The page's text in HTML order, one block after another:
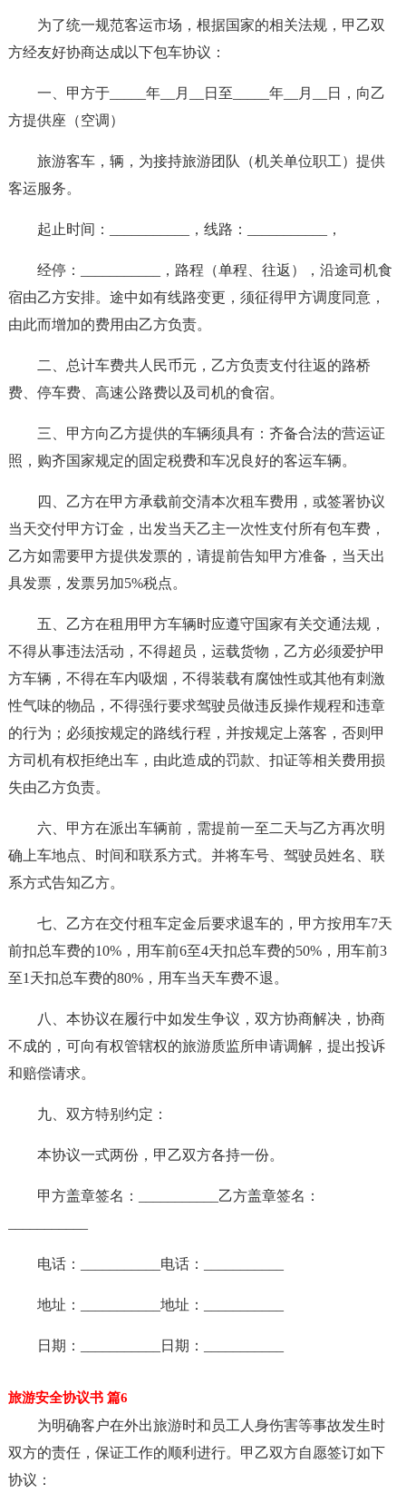
为了统一规范客运市场，根据国家的相关法规，甲乙双
方经友好协商达成以下包车协议：
一、甲方于_____年__月__日至_____年__月__日，向乙
方提供座（空调）
旅游客车，辆，为接持旅游团队（机关单位职工）提供
客运服务。
起止时间：___________，线路：___________，
经停：___________，路程（单程、往返），沿途司机食
宿由乙方安排。途中如有线路变更，须征得甲方调度同意，
由此而增加的费用由乙方负责。
二、总计车费共人民币元，乙方负责支付往返的路桥
费、停车费、高速公路费以及司机的食宿。
三、甲方向乙方提供的车辆须具有：齐备合法的营运证
照，购齐国家规定的固定税费和车况良好的客运车辆。
四、乙方在甲方承载前交清本次租车费用，或签署协议
当天交付甲方订金，出发当天乙主一次性支付所有包车费，
乙方如需要甲方提供发票的，请提前告知甲方准备，当天出
具发票，发票另加5%税点。
五、乙方在租用甲方车辆时应遵守国家有关交通法规，
不得从事违法活动，不得超员，运载货物，乙方必须爱护甲
方车辆，不得在车内吸烟，不得装载有腐蚀性或其他有刺激
性气味的物品，不得强行要求驾驶员做违反操作规程和违章
的行为；必须按规定的路线行程，并按规定上落客，否则甲
方司机有权拒绝出车，由此造成的罚款、扣证等相关费用损
失由乙方负责。
六、甲方在派出车辆前，需提前一至二天与乙方再次明
确上车地点、时间和联系方式。并将车号、驾驶员姓名、联
系方式告知乙方。
七、乙方在交付租车定金后要求退车的，甲方按用车7天
前扣总车费的10%，用车前6至4天扣总车费的50%，用车前3
至1天扣总车费的80%，用车当天车费不退。
八、本协议在履行中如发生争议，双方协商解决，协商
不成的，可向有权管辖权的旅游质监所申请调解，提出投诉
和赔偿请求。
九、双方特别约定：
本协议一式两份，甲乙双方各持一份。
甲方盖章签名：___________乙方盖章签名：
电话：___________电话：___________
地址：___________地址：___________
日期：___________日期：___________
旅游安全协议书 篇6
为明确客户在外出旅游时和员工人身伤害等事故发生时
双方的责任，保证工作的顺利进行。甲乙双方自愿签订如下
协议：